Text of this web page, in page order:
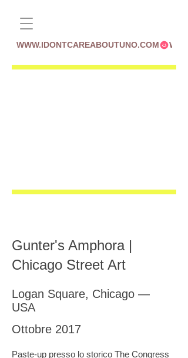
WWW.IDONTCAREABOUTUNO.COM
Gunter's Amphora |
Chicago Street Art
Logan Square, Chicago —
USA
Ottobre 2017
Paste-up presso lo storico The Congress